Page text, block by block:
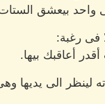
واحد بيعشق
فى رغبة:
أعاقبك بيها.
الى يديها